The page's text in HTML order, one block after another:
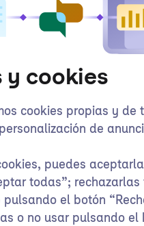
y cookies
cookies propias y de
de
puedes
todas”; rechazarlas
el botón
o no usar pulsando el